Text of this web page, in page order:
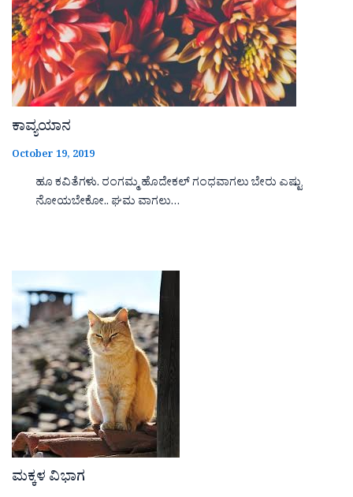
ಕಾವ್ಯಯಾನ
October 19, 2019
ಹೂ ಕವಿತೆಗಳು. ರಂಗಮ್ಮ ಹೊದೇಕಲ್ ಗಂಧವಾಗಲು ಬೇರು ಎಷ್ಟು
ನೋಯಬೇಕೋ.. ಘಮ ವಾಗಲು…
ಮಕ್ಕಳ ವಿಭಾಗ